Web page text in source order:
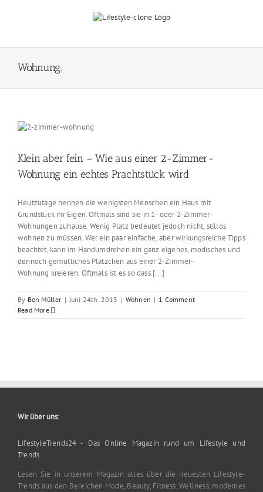
Wohnung.
Klein aber fein – Wie aus einer 2-Zimmer-
Wohnung ein echtes Prachtstück wird
Heutzutage nennen die wenigsten Menschen ein Haus mit
Grundstück ihr Eigen. Oftmals sind sie in 1- oder 2-Zimmer-
Wohnungen zuhause. Wenig Platz bedeutet jedoch nicht, stillos
wohnen zu müssen. Wer ein paar einfache, aber wirkungsreiche Tipps
beachtet, kann im Handumdrehen ein ganz eigenes, modisches und
dennoch gemütliches Plätzchen aus einer 2-Zimmer-
Wohnung kreieren. Oftmals ist es so dass [...]
By Ben Müller | Juni 24th, 2013 | Wohnen | 1 Comment
Read More
Wir über uns:
LifestyleTrends24 - Das Online Magazin rund um Lifestyle und
Trends
Lesen Sie in unserem Magazin alles über die neuesten Lifestyle-
Trends aus den Bereichen Mode, Beauty, Fitness, Wellness, modernes